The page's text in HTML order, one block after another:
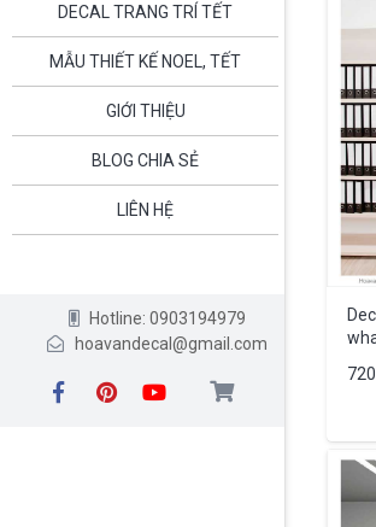
DECAL TRANG TRÍ TẾT
MẪU THIẾT KẾ NOEL, TẾT
GIỚI THIỆU
BLOG CHIA SẺ
LIÊN HỆ
Hotline: 0903194979
hoavandecal@gmail.com